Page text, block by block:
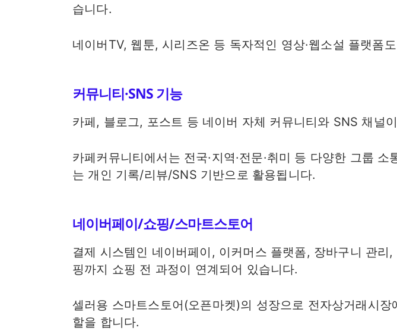
습니다.
네이버TV, 웹툰, 시리즈온 등 독자적인 영상·웹소설 플랫폼
커뮤니티·SNS 기능
카페, 블로그, 포스트 등 네이버 자체 커뮤니티와 SNS 채널
카페커뮤니티에서는 전국·지역·전문·취미 등 다양한 그룹
는 개인 기록/리뷰/SNS 기반으로 활용됩니다.
네이버페이/쇼핑/스마트스토어
결제 시스템인 네이버페이, 이커머스 플랫폼, 장바구니 관리,
핑까지 쇼핑 전 과정이 연계되어 있습니다.
셀러용 스마트스토어(오픈마켓)의 성장으로 전자상거래시장
할을 합니다.